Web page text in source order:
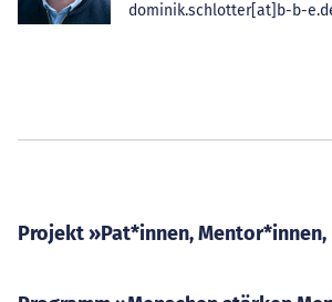
dominik.schlotter[at]b-b-
Projekt »Pat*innen,